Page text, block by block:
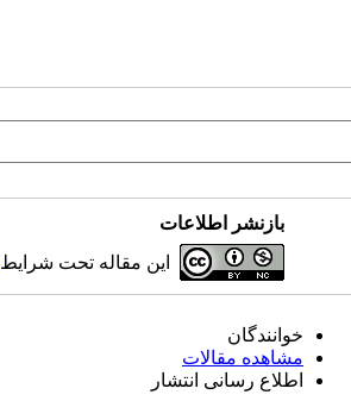
بازنشر اطلاعات
این مقاله تحت شرایط
خوانندگان
مشاهده مقالات
اطلاع رسانی انتشار